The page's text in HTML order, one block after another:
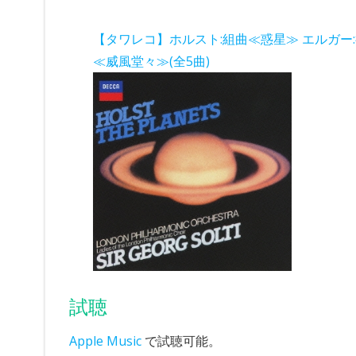
【タワレコ】ホルスト:組曲≪惑星≫ エルガー
≪威風堂々≫(全5曲)
試聴
Apple Music で試聴可能。